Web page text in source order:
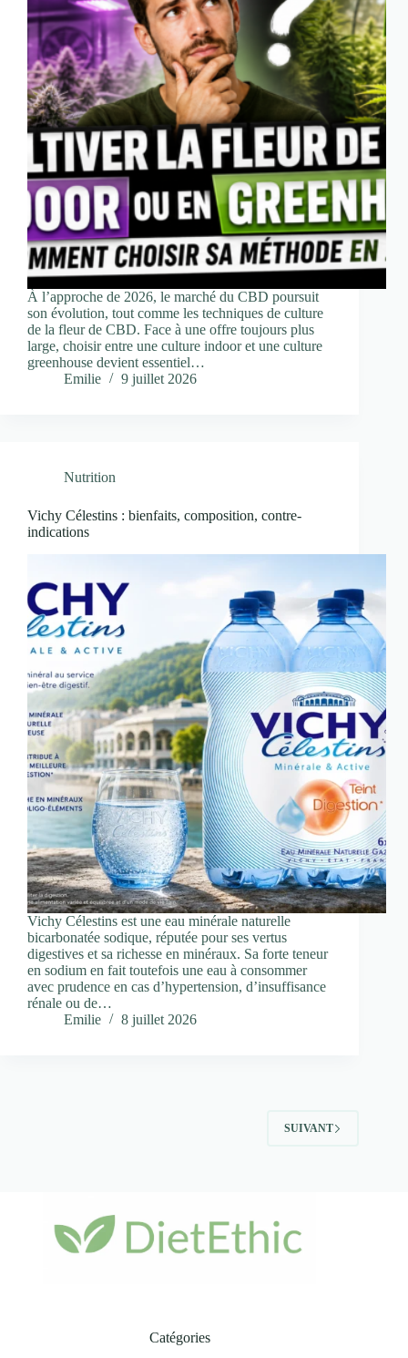
À l’approche de 2026, le marché du CBD poursuit
son évolution, tout comme les techniques de culture
de la fleur de CBD. Face à une offre toujours plus
large, choisir entre une culture indoor et une culture
greenhouse devient essentiel…
Emilie
9 juillet 2026
Nutrition
Vichy Célestins : bienfaits, composition, contre-
indications
Vichy Célestins est une eau minérale naturelle
bicarbonatée sodique, réputée pour ses vertus
digestives et sa richesse en minéraux. Sa forte teneur
en sodium en fait toutefois une eau à consommer
avec prudence en cas d’hypertension, d’insuffisance
rénale ou de…
Emilie
8 juillet 2026
SUIVANT
Catégories